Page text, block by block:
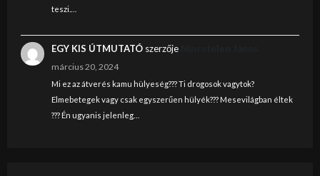
teszi.…
EGY KIS ÚTMUTATÓszerzője
március 20, 2024
Mi ez az átverés kamu hülyeség??? Ti drogosok vagytok?
Elmebetegek vagy csak egyszerűen hülyék??? Mesevilágban éltek
??? Én ugyanis jelenleg…